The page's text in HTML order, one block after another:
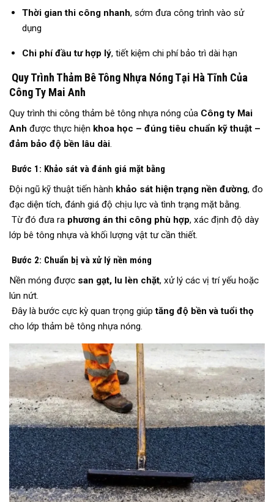
Thời gian thi công nhanh, sớm đưa công trình vào sử
dụng
Chi phí đầu tư hợp lý, tiết kiệm chi phí bảo trì dài hạn
Quy Trình Thảm Bê Tông Nhựa Nóng Tại Hà Tĩnh Của
Công Ty Mai Anh
Quy trình thi công thảm bê tông nhựa nóng của Công ty Mai
Anh được thực hiện khoa học – đúng tiêu chuẩn kỹ thuật –
đảm bảo độ bền lâu dài.
Bước 1: Khảo sát và đánh giá mặt bằng
Đội ngũ kỹ thuật tiến hành khảo sát hiện trạng nền đường, đo
đạc diện tích, đánh giá độ chịu lực và tình trạng mặt bằng.
Từ đó đưa ra phương án thi công phù hợp, xác định độ dày
lớp bê tông nhựa và khối lượng vật tư cần thiết.
Bước 2: Chuẩn bị và xử lý nền móng
Nền móng được san gạt, lu lèn chặt, xử lý các vị trí yếu hoặc
lún nứt.
Đây là bước cực kỳ quan trọng giúptăng độ bền và tuổi thọ
cho lớp thảm bê tông nhựa nóng.